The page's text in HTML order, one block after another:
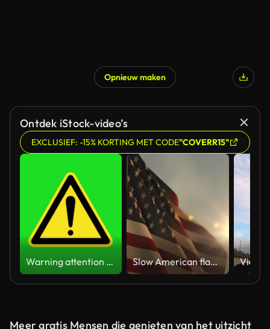
Opnieuw maken
Ontdek iStock-video’s
EXCLUSIEF: -15% KORTING MET CODE"COVERR15"
Warning attention yellow hazard message street sign 4k green screen caution animation Slow American flag at sunset during Memorial Day in the United States
Meer gratis Mensen die genieten van het uitzicht